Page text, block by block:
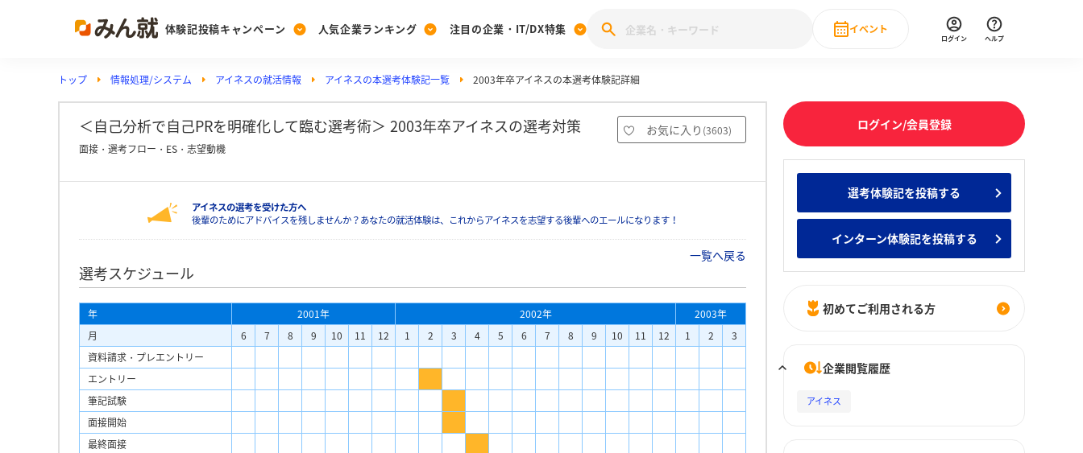
体験記投稿キャンペーン
Post
投稿する
[27卒] 本選考体験記投稿キャンペーン
人気企業ランキング
Ranking
ランキングを見る
みんなのDX企業就職ブランド調査
Vote
投票する
みんなの新卒就職人気企業ランキング みんなのインターン人気企業ランキ
注目の企業・IT/DX特集
PickUp
注目の企業特集
28卒 IT・DX現場社員インタビュー
イベント
直近のイベント一覧
ログイン ヘルプ
トップ 情報処理/システム アイネスの就活情報 アイネスの本選考体験記一覧 2003年卒アイネスの本選考体験記詳細
＜自己分析で自己PRを明確化して臨む選考術＞ 2003年卒アイネスの選考対策 お気に入り (3603)
面接・選考フロー・ES・志望動機
アイネスの選考を受けた方へ
後輩のためにアドバイスを残しませんか？あなたの就活体験は、これからアイネスを志望する後輩へのエールになります！
一覧へ戻る
選考スケジュール
年 2001年 2002年
2003年
月
6 7 8 9 10 11 12 1 2 3 4 5 6 7 8 9 10 11 12 1 2
3
資料請求・プレエントリー
エントリー
筆記試験
面接開始
最終面接
ログイン/会員登録
選考体験記を投稿する
インターン体験記を投稿する
初めてご利用される方
企業閲覧履歴
アイネス